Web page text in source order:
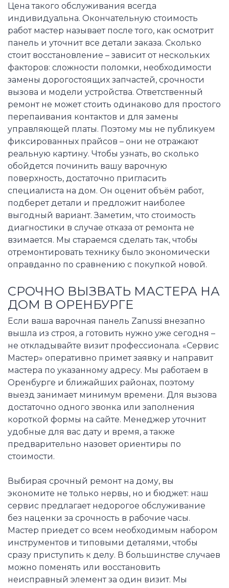
Цена такого обслуживания всегда
индивидуальна. Окончательную стоимость
работ мастер называет после того, как осмотрит
панель и уточнит все детали заказа. Сколько
стоит восстановление – зависит от нескольких
факторов: сложности поломки, необходимости
замены дорогостоящих запчастей, срочности
вызова и модели устройства. Ответственный
ремонт не может стоить одинаково для простого
перепаивания контактов и для замены
управляющей платы. Поэтому мы не публикуем
фиксированных прайсов – они не отражают
реальную картину. Чтобы узнать, во сколько
обойдется починить вашу варочную
поверхность, достаточно пригласить
специалиста на дом. Он оценит объём работ,
подберет детали и предложит наиболее
выгодный вариант. Заметим, что стоимость
диагностики в случае отказа от ремонта не
взимается. Мы стараемся сделать так, чтобы
отремонтировать технику было экономически
оправданно по сравнению с покупкой новой.
СРОЧНО ВЫЗВАТЬ МАСТЕРА НА
ДОМ В ОРЕНБУРГЕ
Если ваша варочная панель Zanussi внезапно
вышла из строя, а готовить нужно уже сегодня –
не откладывайте визит профессионала. «Сервис
Мастер» оперативно примет заявку и направит
мастера по указанному адресу. Мы работаем в
Оренбурге и ближайших районах, поэтому
выезд занимает минимум времени. Для вызова
достаточно одного звонка или заполнения
короткой формы на сайте. Менеджер уточнит
удобные для вас дату и время, а также
предварительно назовет ориентиры по
стоимости.
Выбирая срочный ремонт на дому, вы
экономите не только нервы, но и бюджет: наш
сервис предлагает недорогое обслуживание
без наценки за срочность в рабочие часы.
Мастер приедет со всем необходимым набором
инструментов и типовыми деталями, чтобы
сразу приступить к делу. В большинстве случаев
можно поменять или восстановить
неисправный элемент за один визит. Мы